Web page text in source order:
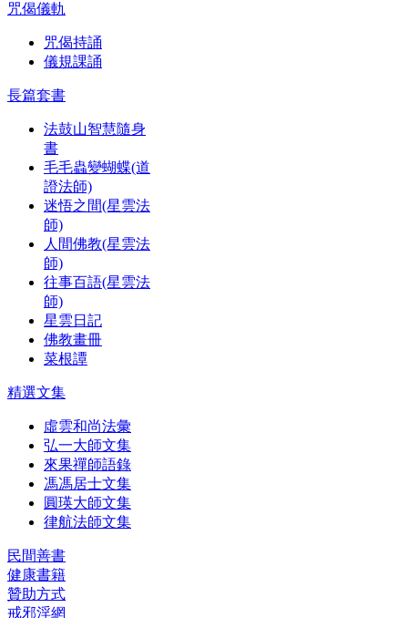
咒偈儀軌
咒偈持誦
儀規課誦
長篇套書
法鼓山智慧隨身
書
毛毛蟲變蝴蝶(道
證法師)
迷悟之間(星雲法
師)
人間佛教(星雲法
師)
往事百語(星雲法
師)
星雲日記
佛教畫冊
菜根譚
精選文集
虛雲和尚法彙
弘一大師文集
來果禪師語錄
馮馮居士文集
圓瑛大師文集
律航法師文集
民間善書
健康書籍
贊助方式
戒邪淫網